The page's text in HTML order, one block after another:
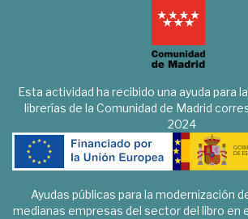
Esta actividad ha recibido una ayuda para
librerías de la Comunidad de Madrid
2024
Ayudas públicas para la modernización
medianas empresas del sector del libro en